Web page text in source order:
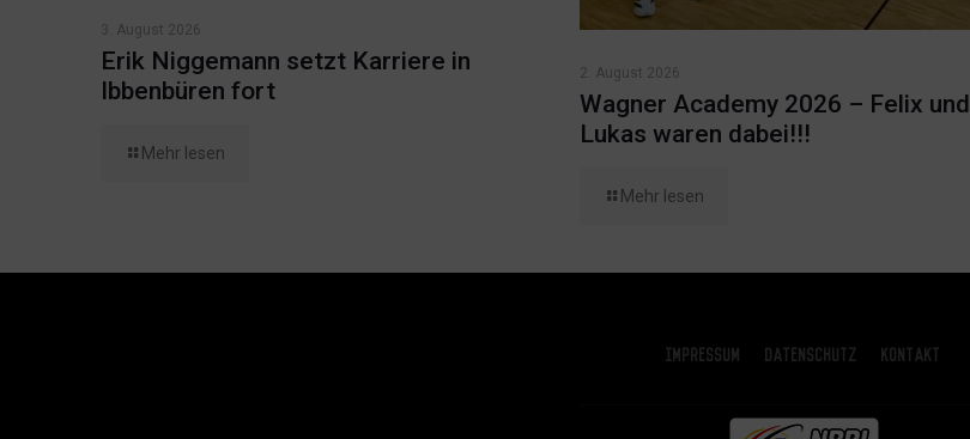
3. August 2026
Erik Niggemann setzt Karriere in
Ibbenbüren fort
Mehr lesen
2. August 2026
Wagner Academy 2026 – Felix und
Lukas waren dabei!!!
Mehr lesen
Impressum Datenschutz Kontakt